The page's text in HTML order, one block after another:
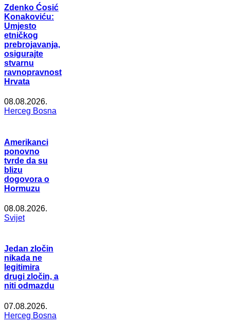
Zdenko Ćosić
Konakoviću:
Umjesto
etničkog
prebrojavanja,
osigurajte
stvarnu
ravnopravnost
Hrvata
08.08.2026.
Herceg Bosna
Amerikanci
ponovno
tvrde da su
blizu
dogovora o
Hormuzu
08.08.2026.
Svijet
Jedan zločin
nikada ne
legitimira
drugi zločin, a
niti odmazdu
07.08.2026.
Herceg Bosna